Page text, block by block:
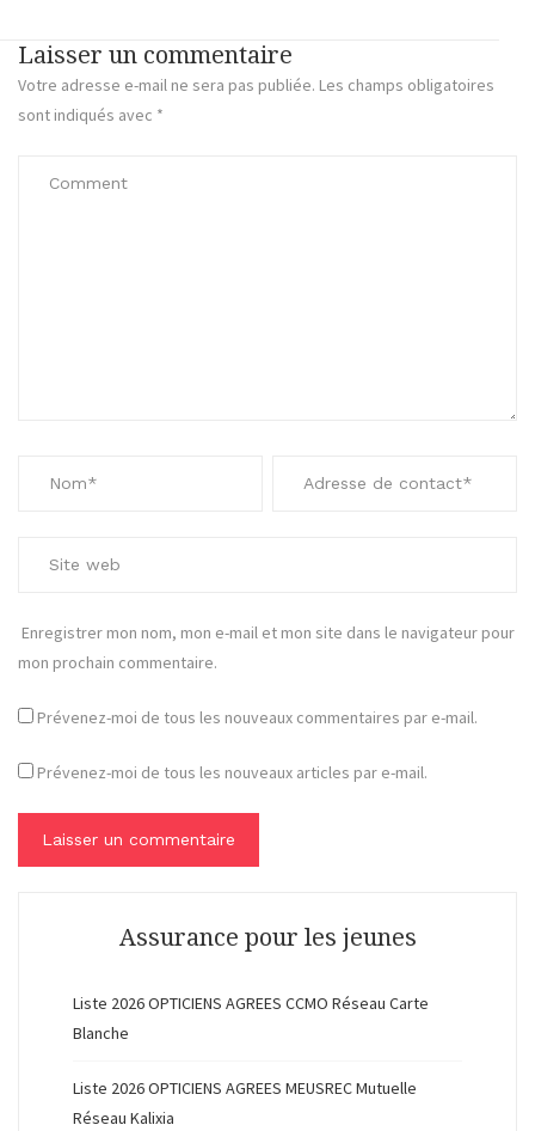
Laisser un commentaire
Votre adresse e-mail ne sera pas publiée. Les champs obligatoires
sont indiqués avec *
Enregistrer mon nom, mon e-mail et mon site dans le navigateur pour
mon prochain commentaire.
Prévenez-moi de tous les nouveaux commentaires par e-mail.
Prévenez-moi de tous les nouveaux articles par e-mail.
Assurance pour les jeunes
Liste 2026 OPTICIENS AGREES CCMO Réseau Carte
Blanche
Liste 2026 OPTICIENS AGREES MEUSREC Mutuelle
Réseau Kalixia